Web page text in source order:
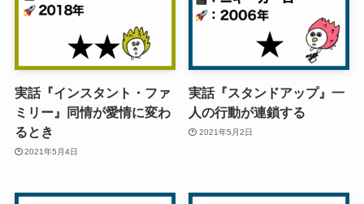
実話『インスタント・ファ
ミリー』同情が愛情に変わ
るとき
2021年5月4日
実話『スタンドアップ』一
人の行動が連鎖する
2021年5月2日